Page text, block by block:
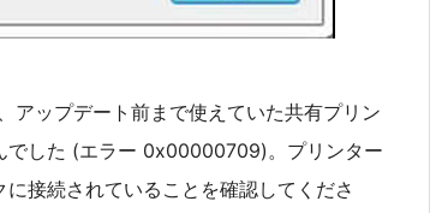
アップデート前まで使えていた共有プリン
でした (エラー 0x00000709)。プリンター
接続されていることを確認してくださ